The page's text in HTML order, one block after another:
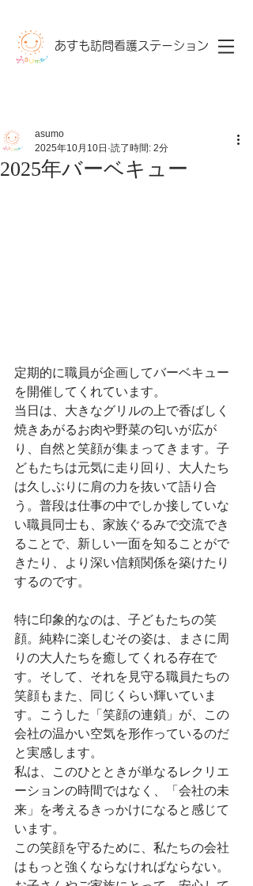
あすも訪問看護ステーション​
2025年バーベキュー
asumo
2025年10月10日 読了時間: 2分
定期的に職員が企画してバーベキュー
を開催してくれています。
当日は、大きなグリルの上で香ばしく
焼きあがるお肉や野菜の匂いが広が
り、自然と笑顔が集まってきます。子
どもたちは元気に走り回り、大人たち
は久しぶりに肩の力を抜いて語り合
う。普段は仕事の中でしか接していな
い職員同士も、家族ぐるみで交流でき
ることで、新しい一面を知ることがで
きたり、より深い信頼関係を築けたり
するのです。
特に印象的なのは、子どもたちの笑
顔。純粋に楽しむその姿は、まさに周
りの大人たちを癒してくれる存在で
す。そして、それを見守る職員たちの
笑顔もまた、同じくらい輝いていま
す。こうした「笑顔の連鎖」が、この
会社の温かい空気を形作っているのだ
と実感します。
私は、このひとときが単なるレクリエ
ーションの時間ではなく、「会社の未
来」を考えるきっかけになると感じて
います。
この笑顔を守るために、私たちの会社
はもっと強くならなければならない。